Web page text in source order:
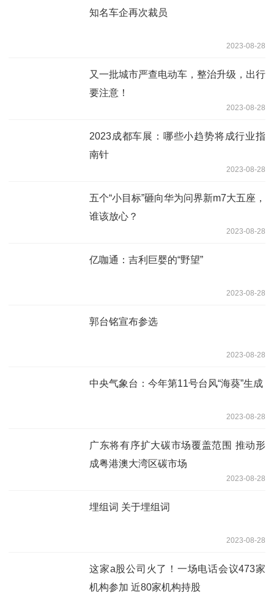
知名车企再次裁员
2023-08-28
又一批城市严查电动车，整治升级，出行
要注意！
2023-08-28
2023成都车展：哪些小趋势将成行业指
南针
2023-08-28
五个“小目标”砸向华为问界新m7大五座，
谁该放心？
2023-08-28
亿咖通：吉利巨婴的“野望”
2023-08-28
郭台铭宣布参选
2023-08-28
中央气象台：今年第11号台风“海葵”生成
2023-08-28
广东将有序扩大碳市场覆盖范围 推动形
成粤港澳大湾区碳市场
2023-08-28
埋组词 关于埋组词
2023-08-28
这家a股公司火了！一场电话会议473家
机构参加 近80家机构持股